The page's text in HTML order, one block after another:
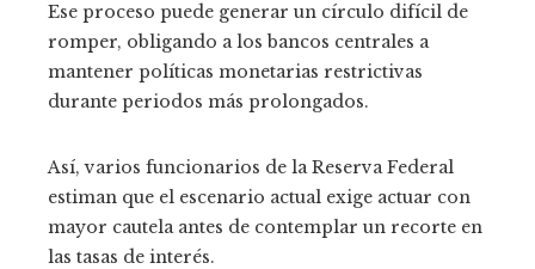
Ese proceso puede generar un círculo difícil de
romper, obligando a los bancos centrales a
mantener políticas monetarias restrictivas
durante periodos más prolongados.
Así, varios funcionarios de la Reserva Federal
estiman que el escenario actual exige actuar con
mayor cautela antes de contemplar un recorte en
las tasas de interés.